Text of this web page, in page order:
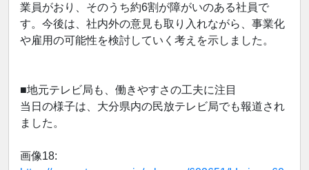
業員がおり、そのうち約6割が障がいのある社員で
す。今後は、社内外の意見も取り入れながら、事業化
や雇用の可能性を検討していく考えを示しました。
■地元テレビ局も、働きやすさの工夫に注目
当日の様子は、大分県内の民放テレビ局でも報道され
ました。
画像18: